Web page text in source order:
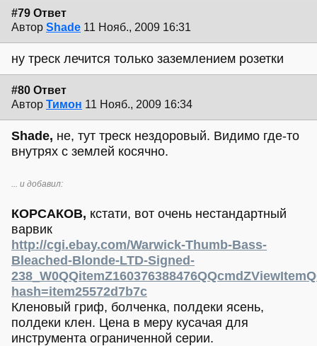
#79 Ответ
Автор Shade 11 Нояб., 2009 16:31
ну треск лечится только заземлением розетки
#80 Ответ
Автор Тимон 11 Нояб., 2009 16:34
Shade, не, тут треск нездоровый. Видимо где-то
внутрях с землей косячно.
... и добавил:
КОРСАКОВ, кстати, вот очень нестандартный
варвик
http://cgi.ebay.com/Warwick-Thumb-Bass-
Bleached-Blonde-LTD-Signed-
hash=item25572d7b7c
Кленовый гриф, болченка, полдеки ясень,
полдеки клен. Цена в меру кусачая для
инструмента ограниченной серии.